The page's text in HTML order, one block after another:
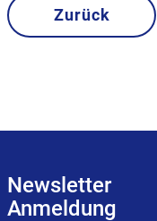
Zurück
Newsletter
Anmeldung